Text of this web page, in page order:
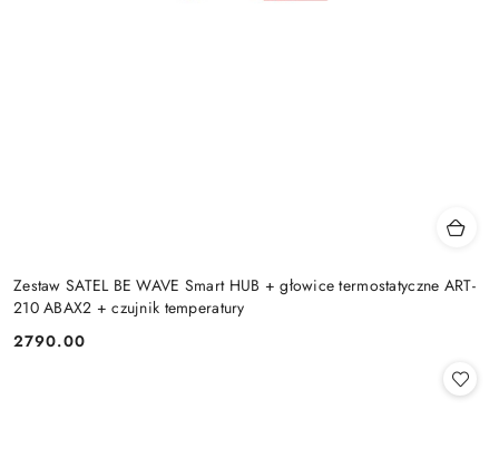
Zestaw SATEL BE WAVE Smart HUB + głowice termostatyczne ART-
210 ABAX2 + czujnik temperatury
Cena:
2790.00